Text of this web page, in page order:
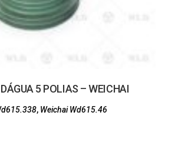
5 POLIAS – WEICHAI
, Weichai Wd615.46